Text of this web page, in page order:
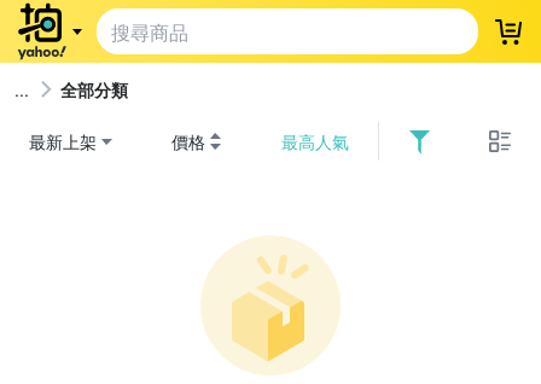
登
全部分類
最新上架 價格 最高人氣